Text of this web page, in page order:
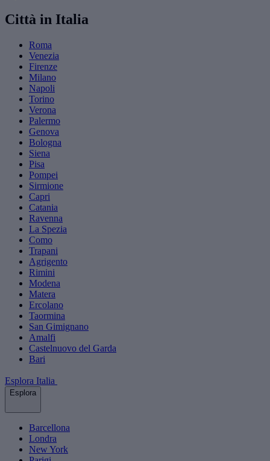
Città in Italia
Roma
Venezia
Firenze
Milano
Napoli
Torino
Verona
Palermo
Genova
Bologna
Siena
Pisa
Pompei
Sirmione
Capri
Catania
Ravenna
La Spezia
Como
Trapani
Agrigento
Rimini
Modena
Matera
Ercolano
Taormina
San Gimignano
Amalfi
Castelnuovo del Garda
Bari
Esplora Italia
Esplora
Barcellona
Londra
New York